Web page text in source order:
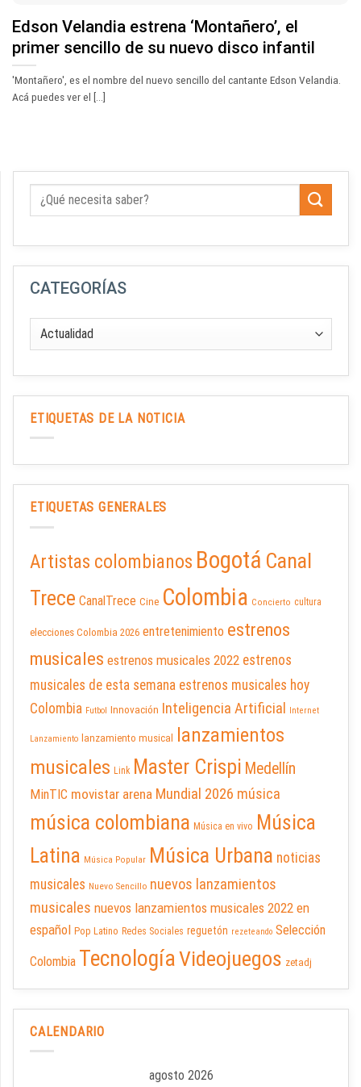
Edson Velandia estrena ‘Montañero’, el
primer sencillo de su nuevo disco infantil
'Montañero', es el nombre del nuevo sencillo del cantante Edson Velandia.
Acá puedes ver el [...]
CATEGORÍAS
ETIQUETAS DE LA NOTICIA
ETIQUETAS GENERALES
Artistas colombianos Bogotá Canal
Trece CanalTrece Cine Colombia Concierto cultura
elecciones Colombia 2026 entretenimiento estrenos
musicales estrenos musicales 2022 estrenos
musicales de esta semana estrenos musicales hoy
Colombia Futbol Innovación Inteligencia Artificial Internet
Lanzamiento lanzamiento musical
lanzamientos
musicales Link Master Crispi Medellín
MinTIC movistar arena Mundial 2026 música
música colombiana Música en vivo Música
Latina Música Popular Música Urbana noticias
musicales Nuevo Sencillo nuevos lanzamientos
musicales nuevos lanzamientos musicales 2022 en
español Pop Latino Redes Sociales reguetón rezeteando Selección
Colombia TecnologíaVideojuegos zetadj
CALENDARIO
agosto 2026